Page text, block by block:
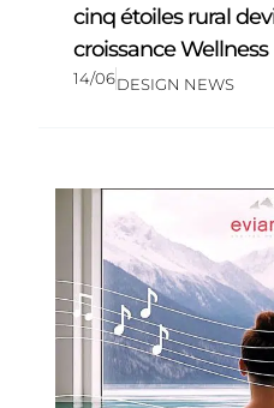
cinq étoiles rural
croissance Wellness
14/06DESIGN NEWS